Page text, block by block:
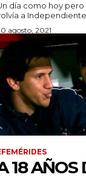
día como hoy pero
a Independiente
agosto, 2021
18 AÑOS